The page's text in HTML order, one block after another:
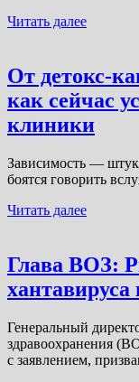
Читать далее
От детокс-
как сейчас
клиники
Зависимость —
боятся говорить
Читать далее
Глава ВОЗ:
Генеральный
здравоохранения
с заявлением,